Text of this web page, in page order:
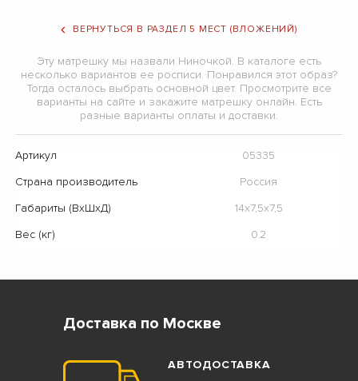
ВЕРНУТЬСЯ В РАЗДЕЛ 5 МЕСТ (ВЛОЖЕНИЙ)
Эту матрешку мы назвали Ниночкой. В каталоге есть
несколько вариантов ее росписи. Понравился этот образ?
Тогда осталось выбрать основной цвет. Просмотрите все
варианты на сайте и закажите матрешку онлайн. Есть
разные варианты оплаты и доставки.
Артикул
05335
Страна производитель
Россия
Габариты (ВхШхД)
14х7,5х7,5
Вес (кг)
0.2
Доставка по Москве
АВТОДОСТАВКА